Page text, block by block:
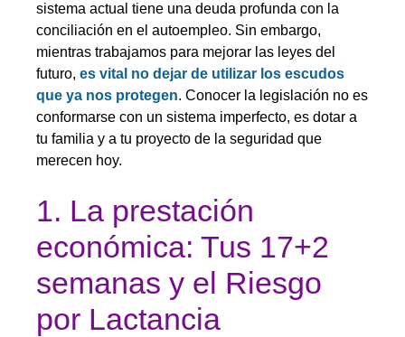
sistema actual tiene una deuda profunda con la
conciliación en el autoempleo. Sin embargo,
mientras trabajamos para mejorar las leyes del
futuro, es vital no dejar de utilizar los escudos
que ya nos protegen. Conocer la legislación no es
conformarse con un sistema imperfecto, es dotar a
tu familia y a tu proyecto de la seguridad que
merecen hoy.
1. La prestación
económica: Tus 17+2
semanas y el Riesgo
por Lactancia